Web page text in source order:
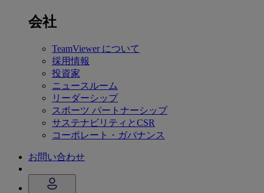
会社
TeamViewer について
採用情報
投資家
ニュースルーム
リーダーシップ
スポーツ パートナーシップ
サステナビリティとCSR
コーポレート・ガバナンス
お問い合わせ